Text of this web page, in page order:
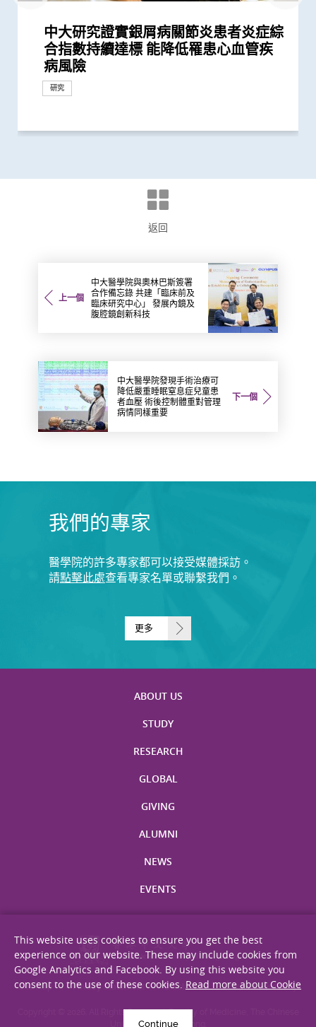
中大研究證實銀屑病關節炎患者炎症綜
合指數持續達標 能降低罹患心血管疾
病風險
研究
中大全球歷時最長磁力共振追蹤研究發
現 類風濕關節炎關節結構損傷程度可
分為兩種 提倡早期磁力共振檢查 降...
研究
中大銀屑病關節炎研究重要突破 成功
修復受損關節骨頭 亦可保護關節結構
預防變形惡化
研究
「賽馬會年輕糖尿支援計劃」為逾900
糖尿病年青患者提供連續血糖監測儀
數據顯示有效管控血糖 大幅降低嚴...
健康推廣計劃
與牛津大學十年研究合作 中大開發首
個華人糖尿預後預測模型
研究
中大醫學院長達近20年追蹤研究 揭示
妊娠糖尿及懷孕期血糖上升對孕婦及子
女的長期健康風險
研究
中大研究發現2型糖尿病對香港生產力
及經濟造成重大損失 年輕群組影響尤
為嚴重
研究
中大發現調整生活方式的介入治療方案
可減輕近七成愛滋病病毒感染者的代謝
性脂肪肝病情
研究
中大利用腸道微生物辨別慢性腸道疾病
研究
中大威院成功以單一導管同時修補二尖
瓣及三尖瓣 治療嚴重心瓣倒流新突破
研究
中大利用大數據成功開發機器學習模型
精準預測老年糖尿病患者未來一年罹患
嚴重低血糖的風險
研究
新冠疫苗復必泰及科興引發之「T細胞
反應」可有效預防不同新冠病毒變異株
引起的嚴重疾病
研究
中大發現新基因標記可預測糖尿病人患
冠心病風險 凸顯糖尿病精準治療的潛
力
研究
中大研究證實新冠口服藥有效降低院舍
長者五成入院風險及防止病情惡化
研究
中大新技術有效評估愛滋病病毒感染者
的心臟病風險
研究
中大發現年輕糖尿病前期患者患糖尿病
的終生風險高達90% 心血管疾病風險增
近70%
研究
中大研究顯示持續服用RASi類藥物可以
降低 2型糖尿病晚期腎病患者出現心腎
併發症的風險
研究
中大全球首證血糖波動不穩的肥胖型糖
尿病患者有較高患癌風險 並證實接受
一類常用降血壓藥物的糖尿病患者患...
研究
港大及中大醫學院聯合研究發現已接種
疫苗人士 在感染新型冠狀病毒變異株
Omicron後能對不同的新冠病毒變異...
研究
中大醫學院領導國際研究顯示 成人1 型
糖尿病的新症發病率較傳統預期高
研究
四成港人腸道微生態失衡情況與新冠患
者類似 中大研發「微生態免疫力配
方」證有效促進新冠患者康復 有望提...
研究
中大醫學院聯同全球糖尿病知名專家合
作四年 為《刺針》制定糖尿病多元綜
合策略
國際合作
中大研究顯示糖尿病死亡率及併發症發
生率正下降 唯年輕糖尿病患者情況未
見改善
研究
中大研究顯示新冠肺炎患者常見有肝臟
受損問題 建議監測患者肝功能 及早發
現病情惡化
研究
中大醫學院與阿斯利康首度合作糖尿病
腎病研究 制訂全球應對糖尿病腎病新
策略
國際合作
患有多囊卵巢綜合症華人女性的糖尿病
風險是非患病人士的4倍
研究
多元化預防衰老活動有助減低衰老狀況
逾8成「前期衰老」長者逆轉為「非衰
老」
研究
中大為5,000港人免費驗腦 開展人口
基礎研究追蹤本港腦健康狀況
研究
中大發現嚴重睡眠窒息症未經治療患者
手術後較易出現心血管問題 籲手術前
進行睡眠窒息症評估以減風險
研究
中大成立「張金菱治療柏金遜綜合症研
究中心」 跨學科研嶄新方法 減慢柏金
遜病程
研究
中大全球首個「快速眼動睡眠行為障
礙」家庭研究 揭柏金遜病家族遺傳傾
向高達6倍 追蹤初期症狀如便秘 可提...
研究
中大研究證實低劑量三環抗抑鬱藥有助
改善難治性胃功能失調
研究
中大研究發現每6位糖尿病患者有1位出
現腎功能急劇下降
研究
中大研究警示懷孕婦女注意體重增幅
研究
中大研究揭示全球大腸癌發病率有年輕
化趨勢
研究
中大為本港老化人口制訂標準化認知測
試 及早辨識認知障礙症患者
臨床服務
中大研究發現非酒精性脂肪肝誘發肝癌
的關鍵致癌基因
研究
中大研究揭乙肝康復者仍存罹患肝癌風
險
研究
中大公布世界首個全球「炎症性腸病」
於本世紀發病率及流行率系統性回顧研
究 發現本港發病率於過去30年急升...
研究
中大開展全球首個以「視網膜影像」篩
查華人阿茲海默症研究
研究
中大研究發現心房顫動引致中風個案15
年間上升3倍 宜及早服用抗凝血藥預防
中風
研究
中大研究證實家居診治睡眠窒息症成效
滿意 可處理半數公立醫院成人個案 大
幅縮減八成輪候時間
研究
中大公布全球首個幽門螺旋菌流行病學
大型分析 揭全球44億人感染 亞洲包括
香港逾半人口為帶菌者
研究
中大建議所有孕婦作口服葡萄糖耐量測
試 全港兩成孕婦患妊娠糖尿 研究發現
其子女糖尿病風險為同齡兒童3倍
研究
中大夥澳洲專家研究東半球炎症性腸病
獲近年最大研究資助金額 勢揭腸道微
生物群之謎
研究
中大研究揭示脂肪肝問題不是肥胖人士
獨有
研究
中大教授成為全球首位華人獲頒「世界
中風組織主席中風貢獻獎」 全球首創
「脈磁激法」助中風患者復修腦部功...
獎項及榮譽
中大研究發現每5名糖尿病患者中 1人
因脂肪肝引致嚴重肝纖維化或肝硬化
研究
中大成立周佩芳認知障礙預防研究中心
設立一站式簡易網站提供認知障礙症資
訊
研究
中大全球首項研究確認新大腸癌高風險
群組
研究
中大成立全球首個華人「早發性認知障
礙症」研究登記冊
研究
中大港大率先應用3D打印技術於複雜
心臟手術
研究
中大與全球30多國專家合作研究 發現
小中風新藥物療法
研究
中大與多國中風專家領導一項全球研究
發現及早評估與治療「小中風」可降低
七成中風風險
研究
中大就七種常見呼吸道病毒進行全港首
個流行病學分析 發現「呼吸道合胞病
毒」及「甲型流感」為兩大致命病毒
研究
中大公布亞洲首項針對肥胖「睡眠窒息
症」患者生活模式研究 證實個人化輔
導療程有效減輕病情
研究
中大篩查發現每三名社區長者就有一人
患腦小血管病 藉世界中風日呼籲及早
預防
臨床服務
中大研究「腸道微生物移植」治療難辨
梭菌感染 治癒率為傳統抗生素治療的3
倍
研究
中大率先引入「高頻信號檢測」技術以
確定腦部手術範圍 有效提升複雜性腦
癇症手術成效約三成
外科創新技術
中大醫學院許樹昌教授於《刺針》發表
評論新沙士文章 強調醫院感染控制措
施對控制疫情極為重要
研究
中大倡議新藥物治療標準逆轉腦血管硬
化
研究
中大最新研究揭示本港每年逾十萬非酒
精性脂肪肝新症
研究
中大研究指朋儕關顧 可減少受情緒困
擾之糖尿患者住院百分比
研究
中大與養和醫院攜手研究 發現抑鬱症
患者出現睡眠行為障礙或是腦退化先兆
研究
中大提倡結合房顫篩查及藥物教育 助
長者減低中風風險
臨床服務
社區衰老狀況篩查 發現65歲或以上的
社區人口中 過半已踏入前期衰老
研究
中大發現糖尿患者患抑鬱症風險為一般
人的兩倍 倡以一分鐘問卷及早評估糖
尿患者的精神健康狀況
研究
頭頸放射治療增中風風險 中大證實
「頸動脈支架成型術」成效顯著
研究
中大與理大攜手在威院推行24小時遠程
中風溶栓治療服務
臨床服務
中大公布香港慢性腎病透析患者就業研
究並提倡中末期患者接受透析前的早期
教育計劃
研究
中大公布小中風的最新藥物治療方法
研究
香港和澳門的炎症性腸病新增個案高踞
亞太區首三位 中大成立資料庫助市民
增加認知
研究
中大制訂肝癌風險評估指數 準確預測
乙肝病人的肝癌風險
研究
中文大學與上海交通大學成功發現預測
中國人糖尿病的基因標記
研究
中大率先採用三維心臟超聲波以識别高
風險二尖瓣脱垂患者
研究
中大建議以舒緩性手法護理末期腦退化
症患者的吞嚥困難
研究
中大研究發現攝取過量鹽份會導致高血
壓及增加中風機會
研究
中大展開全港睡眠健康教育及改善計劃
建立健康睡眠及健康校園生活
健康推廣計劃
中大及港大研究團隊攜手成功發現腦癇
新基因標記
研究
中大率亞洲腎科專家倡議慢性腎病早期
診斷計劃
研究
中大證實為頸血管狹窄進行支架成型治
療及 為心臟衰竭患者植入心臟肌肉收
縮調節器成效顯著
研究
中大三名學者獲頒本年度裘槎基金會優
秀科研者獎
獎項及榮譽
中大公佈本港嚴重人類豬型流感的最新
情況
研究
返回
上一個
中大醫學院與奧林巴斯簽署
合作備忘錄 共建「臨床前及
臨床研究中心」 發展內鏡及
腹腔鏡創新科技
下一個
中大醫學院發現手術治療可
降低嚴重睡眠窒息症兒童患
者血壓 術後控制體重對管理
病情同樣重要
我們的專家
醫學院的許多專家都可以接受媒體採訪。
請點擊此處查看專家名單或聯繫我們。
更多
ABOUT US
STUDY
RESEARCH
GLOBAL
GIVING
ALUMNI
NEWS
EVENTS
Site Map Privacy Statement Disclaimer Web Accessibility
Copyright © 2026. All Rights Reserved. Faculty of Medicine, The Chinese
University of Hong Kong.
This website uses cookies to ensure you get the best
experience on our website. These may include cookies from
Google Analytics and Facebook. By using this website you
consent to the use of these cookies. Read more about Cookie
Continue